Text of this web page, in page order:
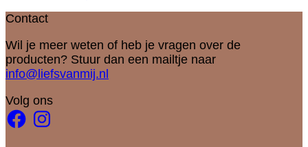
Contact
Wil je meer weten of heb je vragen over de
producten? Stuur dan een mailtje naar
info@liefsvanmij.nl
Volg ons
FacebookInstagram